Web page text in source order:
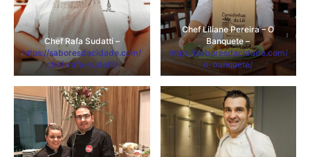
Chef Rafa Sudatti –
https://saboresdacidade.com/
chef-rafa-sudatti/
Chef Liliane Pereira – O
Banquete –
https://saboresdacidade.com/
o-banquete/